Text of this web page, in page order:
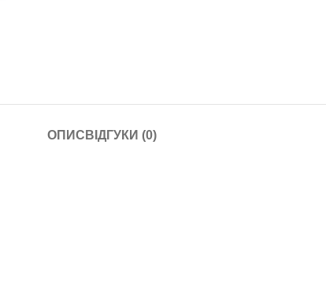
ОПИС ВІДГУКИ (0)